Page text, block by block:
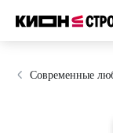
Современные